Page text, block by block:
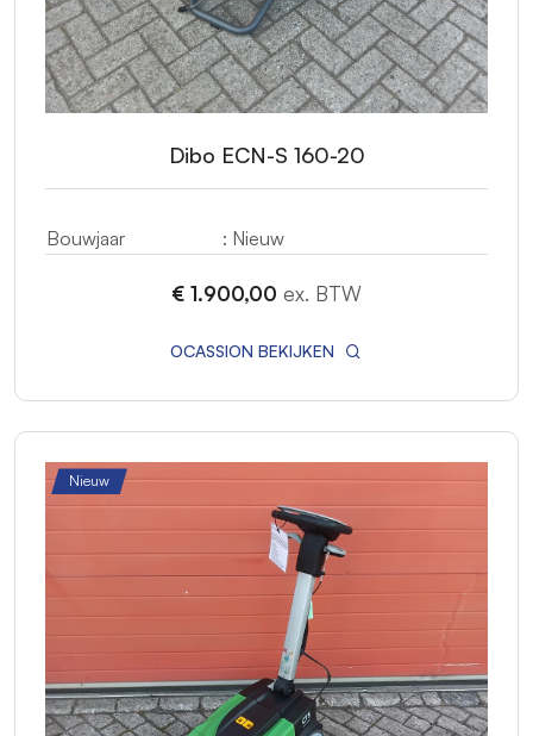
Dibo ECN-S 160-20
Bouwjaar : Nieuw
€ 1.900,00 ex. BTW
OCASSION BEKIJKEN
Nieuw